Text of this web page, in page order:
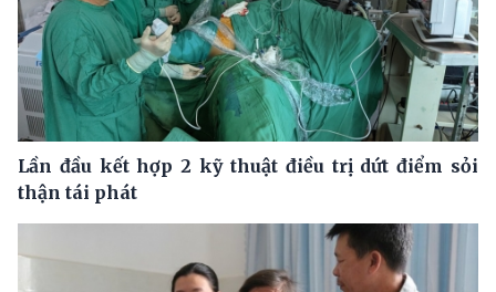
Lần đầu kết hợp 2 kỹ thuật điều trị dứt điểm sỏi
thận tái phát